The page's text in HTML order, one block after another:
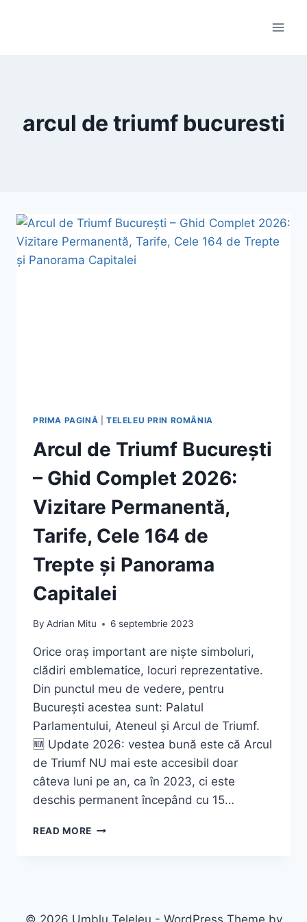
arcul de triumf bucuresti
PRIMA PAGINĂ TELELEU PRIN ROMÂNIA
Arcul de Triumf București
– Ghid Complet 2026:
Vizitare Permanentă,
Tarife, Cele 164 de
Trepte și Panorama
Capitalei
By Adrian Mitu 6 septembrie 2023
Orice oraș important are niște simboluri,
clădiri emblematice, locuri reprezentative.
Din punctul meu de vedere, pentru
București acestea sunt: Palatul
Parlamentului, Ateneul și Arcul de Triumf.
🆕 Update 2026: vestea bună este că Arcul
de Triumf NU mai este accesibil doar
câteva luni pe an, ca în 2023, ci este
deschis permanent începând cu 15…
READ MORE ARCUL
COMPLET